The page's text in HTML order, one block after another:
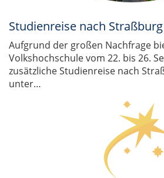
Studienreise nach
Aufgrund der großen Nachfrage
Volkshochschule vom 22. bis 26.
zusätzliche Studienreise nach
unter…